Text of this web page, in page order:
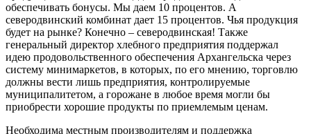
обеспечивать бонусы. Мы даем 10 процентов. А
северодвинский комбинат дает 15 процентов. Чья продукция
будет на рынке? Конечно – северодвинская! Также
генеральный директор хлебного предприятия поддержал
идею продовольственного обеспечения Архангельска через
систему минимаркетов, в которых, по его мнению, торговлю
должны вести лишь предприятия, контролируемые
муниципалитетом, а горожане в любое время могли бы
приобрести хорошие продукты по приемлемым ценам.
Необходима местным производителям и поддержка